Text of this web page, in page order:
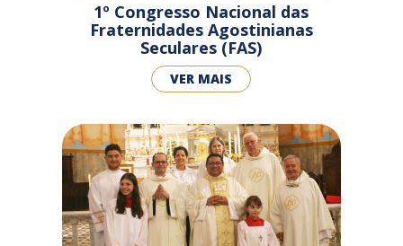
1º Congresso Nacional das
Fraternidades Agostinianas
Seculares (FAS)
VER MAIS